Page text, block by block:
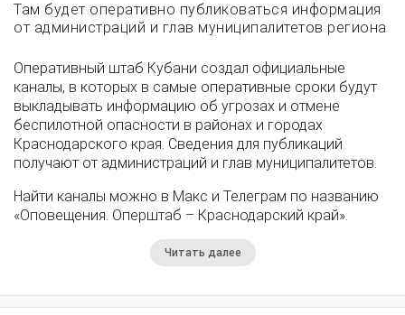
Там будет оперативно публиковаться информация
от администраций и глав муниципалитетов региона
Оперативный штаб Кубани создал официальные
каналы, в которых в самые оперативные сроки будут
выкладывать информацию об угрозах и отмене
беспилотной опасности в районах и городах
Краснодарского края. Сведения для публикаций
получают от администраций и глав муниципалитетов.
Найти каналы можно в Макс и Телеграм по названию
«Оповещения. Оперштаб – Краснодарский край».
Читать далее